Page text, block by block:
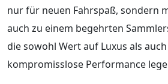
nur für neuen Fahrspaß, sondern
auch zu einem begehrten
die sowohl Wert auf Luxus als
kompromisslose Performance